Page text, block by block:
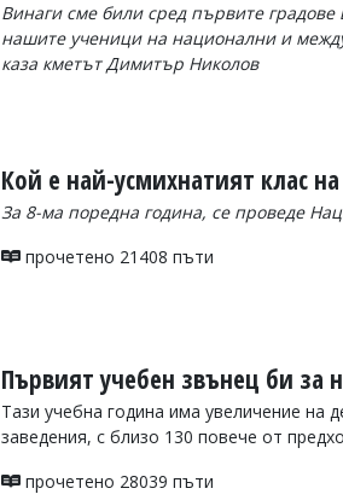
Винаги сме били сред първите
нашите ученици на национални и
каза кметът Димитър Николов
Кой е най-усмихнатият клас
За 8-ма поредна година, се проведе
прочетено 21408 пъти
Първият учебен звънец би за
Тази учебна година има увеличение на
заведения, с близо 130 повече от
прочетено 28039 пъти